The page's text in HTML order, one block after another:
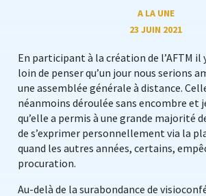
A LA UNE
23 JUIN 2021
En participant à la création de l’AFTM il
loin de penser qu’un jour nous serions
une assemblée générale à distance.
néanmoins déroulée sans encombre et
qu’elle a permis à une grande majorité
de s’exprimer personnellement via la
quand les autres années, certains,
procuration.
Au-delà de la surabondance de